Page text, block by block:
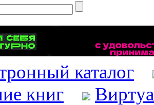
каталог
книг